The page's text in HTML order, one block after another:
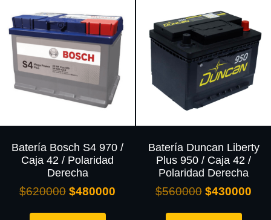
Batería Bosch S4 970 /
Caja 42 / Polaridad
Derecha
$620000 $480000
Batería Duncan Liberty
Plus 950 / Caja 42 /
Polaridad Derecha
$560000 $430000